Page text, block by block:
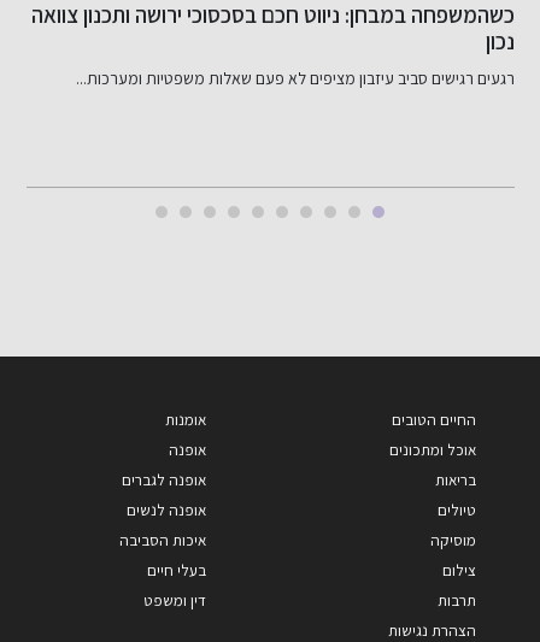
שיפור האשראי שלך בקלות
דירוג אשראי שלי: מה זה ולמה הוא חשוב? דירוג אשראי שלי...
החיים הטובים
אוכל ומתכונים
בריאות
טיולים
מוסיקה
צילום
תרבות
הצהרת נגישות
אומנות
אופנה
אופנה לגברים
אופנה לנשים
איכות הסביבה
בעלי חיים
דין ומשפט